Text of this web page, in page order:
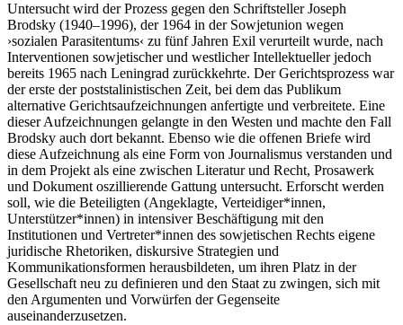
Untersucht wird der Prozess gegen den Schriftsteller Joseph
Brodsky (1940–1996), der 1964 in der Sowjetunion wegen
›sozialen Parasitentums‹ zu fünf Jahren Exil verurteilt wurde, nach
Interventionen sowjetischer und westlicher Intellektueller jedoch
bereits 1965 nach Leningrad zurückkehrte. Der Gerichtsprozess war
der erste der poststalinistischen Zeit, bei dem das Publikum
alternative Gerichtsaufzeichnungen anfertigte und verbreitete. Eine
dieser Aufzeichnungen gelangte in den Westen und machte den Fall
Brodsky auch dort bekannt. Ebenso wie die offenen Briefe wird
diese Aufzeichnung als eine Form von Journalismus verstanden und
in dem Projekt als eine zwischen Literatur und Recht, Prosawerk
und Dokument oszillierende Gattung untersucht. Erforscht werden
soll, wie die Beteiligten (Angeklagte, Verteidiger*innen,
Unterstützer*innen) in intensiver Beschäftigung mit den
Institutionen und Vertreter*innen des sowjetischen Rechts eigene
juridische Rhetoriken, diskursive Strategien und
Kommunikationsformen herausbildeten, um ihren Platz in der
Gesellschaft neu zu definieren und den Staat zu zwingen, sich mit
den Argumenten und Vorwürfen der Gegenseite
auseinanderzusetzen.